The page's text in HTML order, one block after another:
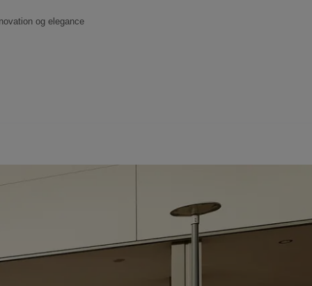
og elegance